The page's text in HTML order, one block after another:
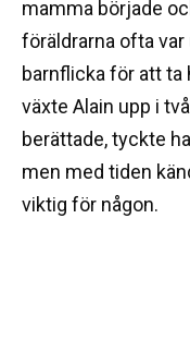
mamma började
föräldrarna ofta var
barnflicka för att ta
växte Alain upp i
berättade, tyckte
men med tiden
viktig för någon.